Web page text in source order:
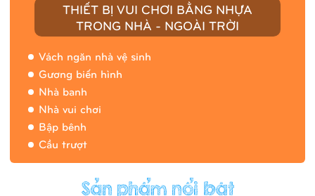
THIẾT BỊ VUI CHƠI BẰNG NHỰA
TRONG NHÀ - NGOÀI TRỜI
Vách ngăn nhà vệ sinh
Gương biến hình
Nhà banh
Nhà vui chơi
Bập bênh
Cầu trượt